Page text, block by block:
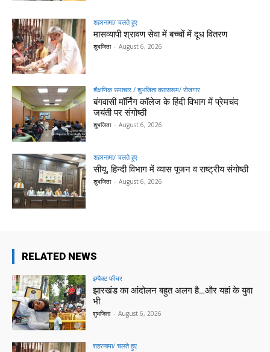
शहरनामा/ चलते हुए
मासव्यापी श्रावण सेवा में बच्चों में दूध वितरण
शुभजिता - August 6, 2026
शैक्षणिक समाचार / शुभजिता क्सासरूम/ रोजगार
बंगवासी मॉर्निंग कॉलेज के हिंदी विभाग में प्रेमचंद
जयंती पर संगोष्ठी
शुभजिता - August 6, 2026
शहरनामा/ चलते हुए
सीयू, हिन्दी विभाग में व्यास पूजन व राष्ट्रीय संगोष्ठी
शुभजिता - August 6, 2026
RELATED NEWS
इम्पैक्ट फीचर
झारखंड का आंदोलन बहुत अलग है…और यहां के युवा
भी
शुभजिता - August 6, 2026
शहरनामा/ चलते हुए